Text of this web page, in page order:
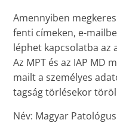
Amennyiben
fenti címeken, e-
léphet kapcsolatba az
Az MPT és az IAP MD
mailt a személyes
tagság törlésekor
Név: Magyar